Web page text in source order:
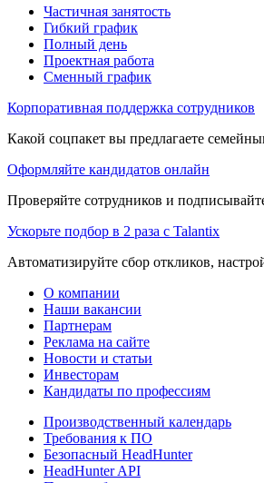
Частичная занятость
Гибкий график
Полный день
Проектная работа
Сменный график
Корпоративная поддержка сотрудников
Какой соцпакет вы предлагаете
Оформляйте кандидатов онлайн
Проверяйте сотрудников и
Ускорьте подбор в 2 раза с Talantix
Автоматизируйте сбор откликов,
О компании
Наши вакансии
Партнерам
Реклама на сайте
Новости и статьи
Инвесторам
Кандидаты по профессиям
Производственный календарь
Требования к ПО
Безопасный HeadHunter
HeadHunter API